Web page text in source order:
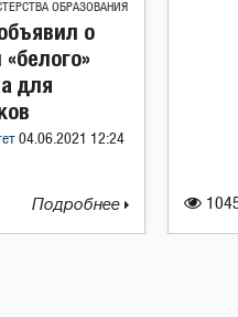
ОБРАЗОВАНИЯ
о
для
04.06.2021 12:24
Подробнее